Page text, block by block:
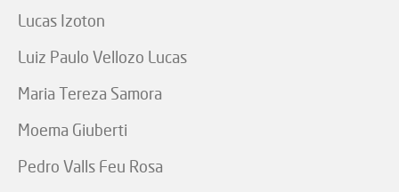
Lucas Izoton
Luiz Paulo Vellozo Lucas
Maria Tereza Samora
Moema Giuberti
Pedro Valls Feu Rosa